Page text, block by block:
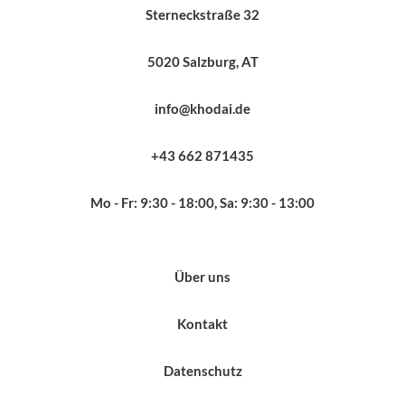
Sterneckstraße 32
5020 Salzburg, AT
info@khodai.de
+43 662 871435
Mo - Fr: 9:30 - 18:00, Sa: 9:30 - 13:00
Über uns
Kontakt
Datenschutz